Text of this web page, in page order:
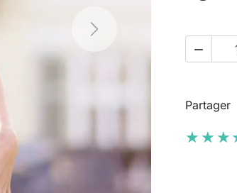
Next

Partager